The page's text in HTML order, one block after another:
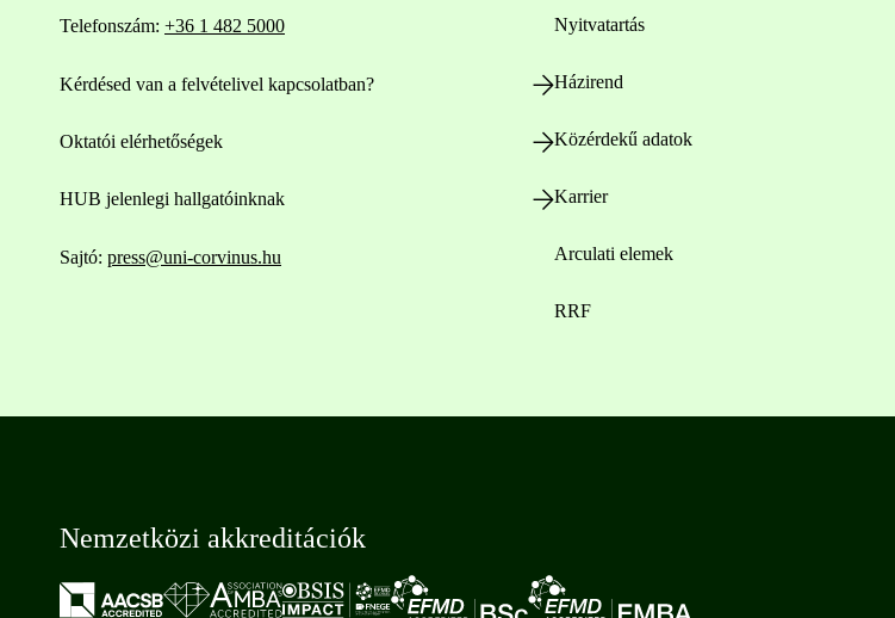
Telefonszám: +36 1 482 5000
Kérdésed van a felvételivel kapcsolatban?
Oktatói elérhetőségek
HUB jelenlegi hallgatóinknak
Sajtó: press@uni-corvinus.hu
Nyitvatartás
Házirend
Közérdekű adatok
Karrier
Arculati elemek
RRF
Nemzetközi akkreditációk